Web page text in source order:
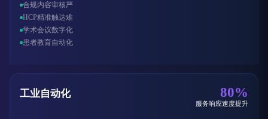
合规内容审核严
HCP精准触达难
学术会议数字化
患者教育自动化
工业自动化 80%
服务响应速度提升